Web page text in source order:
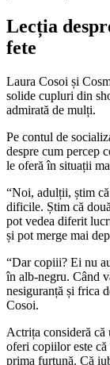
Lecția
fete
Laura Cosoi și
solide cupluri din
admirată de mulți.
Pe contul de
despre cum percep
le oferă în situații
“Noi, adulții, știm
dificile. Știm că
pot vedea diferit
și pot merge mai
“Dar copiii? Ei nu
în alb-negru. Când
nesiguranță și frica
Cosoi.
Actrița consideră că
oferi copiilor este
prima furtună. Că